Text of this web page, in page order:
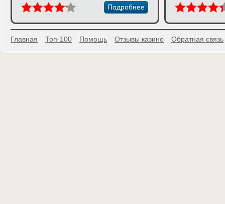
Подробнее
Главная Топ-100 Помощь Отзывы казино Обратная связь